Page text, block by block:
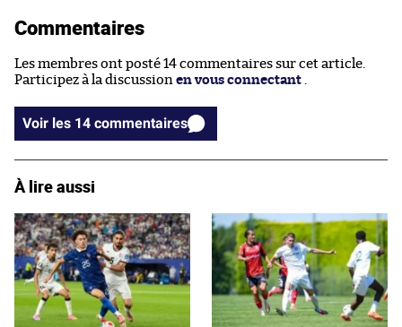
Commentaires
Les membres ont posté 14 commentaires sur cet article.
Participez à la discussion en vous connectant .
Voir les 14 commentaires
À lire aussi